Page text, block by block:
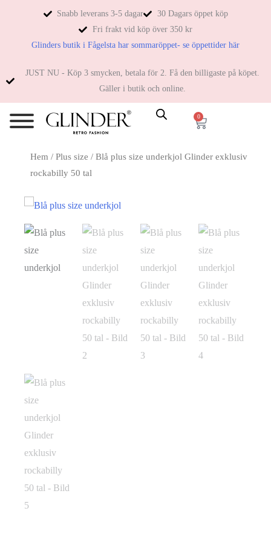
Snabb leverans 3-5 dagar
30 Dagars öppet köp
Fri frakt vid köp över 350 kr
Glinders butik i Fågelsta har sommaröppet- se öppettider här
JUST NU - Köp 3 smycken, betala för 2. Få den billigaste på köpet.
Gäller i butik och online.
0
Hem / Plus size / Blå plus size underkjol Glinder exklusiv
rockabilly 50 tal